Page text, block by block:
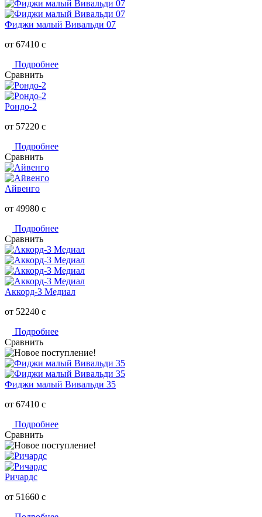
Фиджи малый Вивальди 07
от 67410 c
Подробнее
Сравнить
Рондо-2
от 57220 c
Подробнее
Сравнить
Айвенго
от 49980 c
Подробнее
Сравнить
Аккорд-3 Медиал
от 52240 c
Подробнее
Сравнить
Фиджи малый Вивальди 35
от 67410 c
Подробнее
Сравнить
Ричардс
от 51660 c